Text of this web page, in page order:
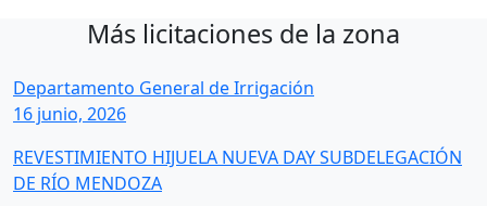
Más licitaciones de la zona
Departamento General de Irrigación
16 junio, 2026
REVESTIMIENTO HIJUELA NUEVA DAY SUBDELEGACIÓN
DE RÍO MENDOZA